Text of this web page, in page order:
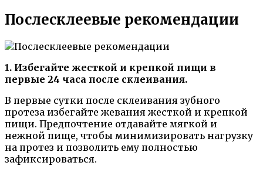
Послесклеевые рекомендации
1. Избегайте жесткой и крепкой пищи в
первые 24 часа после склеивания.
В первые сутки после склеивания зубного
протеза избегайте жевания жесткой и крепкой
пищи. Предпочтение отдавайте мягкой и
нежной пище, чтобы минимизировать нагрузку
на протез и позволить ему полностью
зафиксироваться.